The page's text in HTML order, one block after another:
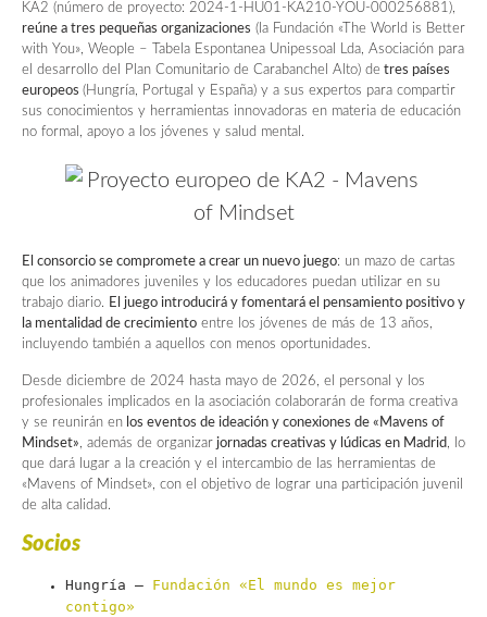
KA2 (número de proyecto: 2024-1-HU01-KA210-YOU-000256881),
reúne a tres pequeñas organizaciones (la Fundación «The World is Better
with You», Weople – Tabela Espontanea Unipessoal Lda, Asociación para
el desarrollo del Plan Comunitario de Carabanchel Alto) de tres países
europeos (Hungría, Portugal y España) y a sus expertos para compartir
sus conocimientos y herramientas innovadoras en materia de educación
no formal, apoyo a los jóvenes y salud mental.
El consorcio se compromete a crear un nuevo juego: un mazo de cartas
que los animadores juveniles y los educadores puedan utilizar en su
trabajo diario. El juego introducirá y fomentará el pensamiento positivo y
la mentalidad de crecimiento entre los jóvenes de más de 13 años,
incluyendo también a aquellos con menos oportunidades.
Desde diciembre de 2024 hasta mayo de 2026, el personal y los
profesionales implicados en la asociación colaborarán de forma creativa
y se reunirán en los eventos de ideación y conexiones de «Mavens of
Mindset», además de organizar jornadas creativas y lúdicas en Madrid, lo
que dará lugar a la creación y el intercambio de las herramientas de
«Mavens of Mindset», con el objetivo de lograr una participación juvenil
de alta calidad.
Socios
Hungría – Fundación «El mundo es mejor
contigo»